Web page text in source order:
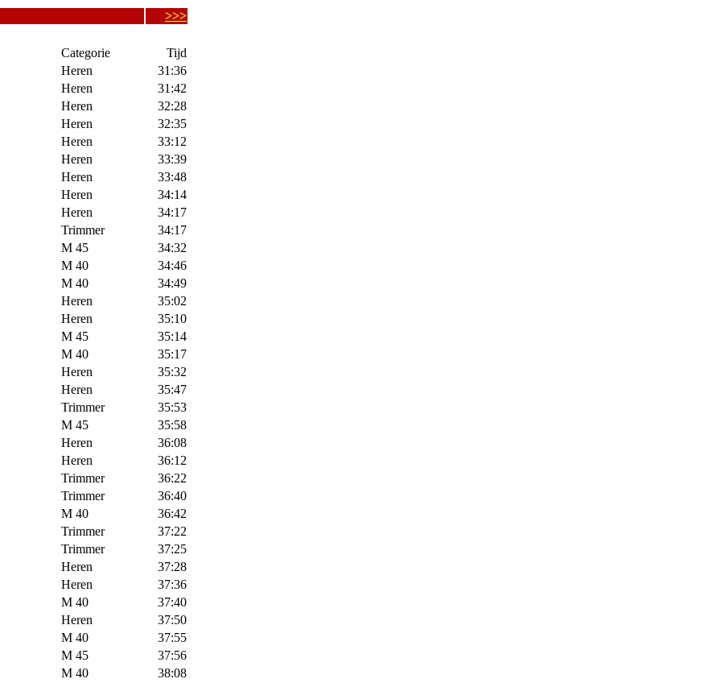
>>>
Categorie
Tijd
Heren
31:36
Heren
31:42
Heren
32:28
Heren
32:35
Heren
33:12
Heren
33:39
Heren
33:48
Heren
34:14
Heren
34:17
Trimmer
34:17
M 45
34:32
M 40
34:46
M 40
34:49
Heren
35:02
Heren
35:10
M 45
35:14
M 40
35:17
Heren
35:32
Heren
35:47
Trimmer
35:53
M 45
35:58
Heren
36:08
Heren
36:12
Trimmer
36:22
Trimmer
36:40
M 40
36:42
Trimmer
37:22
Trimmer
37:25
Heren
37:28
Heren
37:36
M 40
37:40
Heren
37:50
M 40
37:55
M 45
37:56
M 40
38:08